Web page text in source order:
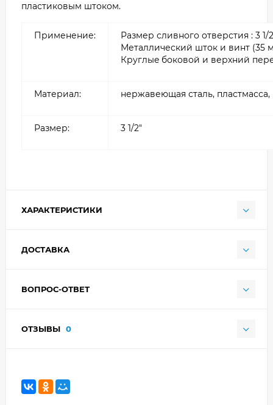
пластиковым штоком.
Применение:
Размер сливного отверстия : 3 1/
Металлический шток и винт (35
Круглыe боковой и верхний
Материал: нержавеющая сталь,
Размер: 3 1/2"
ХАРАКТЕРИСТИКИ
ДОСТАВКА
ВОПРОС-ОТВЕТ
ОТЗЫВЫ 0